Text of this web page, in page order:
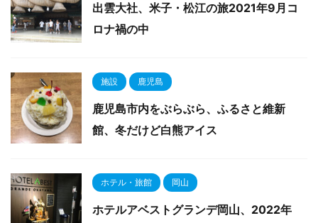
出雲大社、米子・松江の旅2021年9月コ
ロナ禍の中
施設 鹿児島
鹿児島市内をぶらぶら、ふるさと維新
館、冬だけど白熊アイス
ホテル・旅館 岡山
ホテルアベストグランデ岡山、2022年